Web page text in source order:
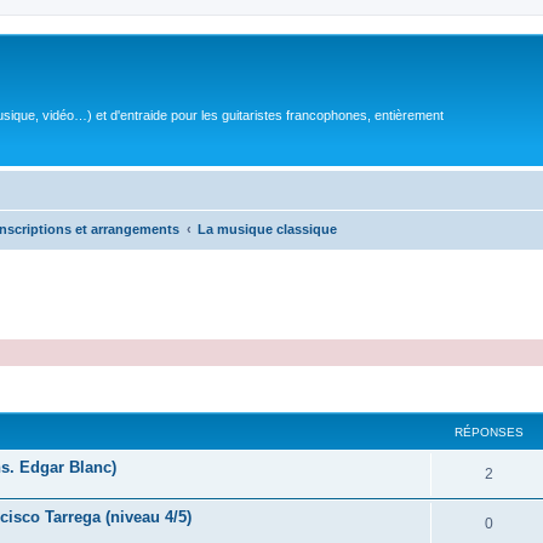
vidéo…) et d'entraide pour les guitaristes francophones, entièrement
et arrangements La musique classique
RÉPONSES
Edgar Blanc) 2R
é
Tarrega (niveau 4/5) 0R